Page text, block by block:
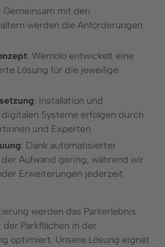
: Gemeinsam mit den
werden die Anforderungen
: Wemolo entwickelt eine
Lösung für die jeweilige
: Installation und
Systeme erfolgen durch
und Experten.
: Dank automatisierter
Aufwand gering, während wir
Erweiterungen jederzeit
werden das Parkerlebnis
Parkflächen in der
optimiert. Unsere Lösung eignet